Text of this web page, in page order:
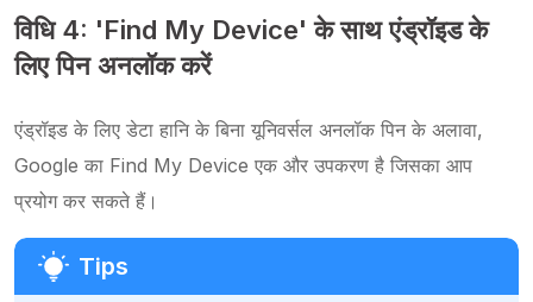
विधि 4: 'Find My Device' के साथ एंड्रॉइड के
लिए पिन अनलॉक करें
एंड्रॉइड के लिए डेटा हानि के बिना यूनिवर्सल अनलॉक पिन के अलावा,
Google का Find My Device एक और उपकरण है जिसका आप
प्रयोग कर सकते हैं।